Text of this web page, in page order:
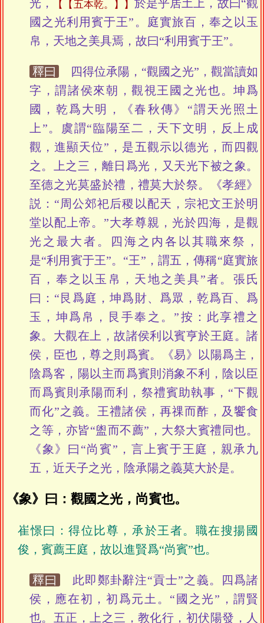
光， 【五本乾。】
於是乎居土上，故曰“觀
國之光利用賓于王”。庭實旅百，奉之以玉
帛，天地之美具焉，故曰“利用賓于王”。
釋曰
四得位承陽，“觀國之光”，觀當讀如
字，謂諸侯來朝，觀視王國之光也。坤爲
國，乾爲大明，《春秋傳》“謂天光照土
上”。虞謂“臨陽至二，天下文明，反上成
觀，進顯天位”，是五觀示以德光，而四觀
之。上之三，離日爲光，又天光下被之象。
至德之光莫盛於禮，禮莫大於祭。《孝經》
説：“周公郊祀后稷以配天，宗祀文王於明
堂以配上帝。”大孝尊親，光於四海，是觀
光之最大者。四海之内各以其職來祭，
是“利用賓于王”。“王”，謂五，傳稱“庭實旅
百，奉之以玉帛，天地之美具”者。張氏
曰：“艮爲庭，坤爲財、爲眾，乾爲百、爲
玉，坤爲帛，艮手奉之。”按：此享禮之
象。大觀在上，故諸侯利以賓亨於王庭。諸
侯，臣也，尊之則爲賓。《易》以陽爲主，
陰爲客，陽以主而爲賓則消象不利，陰以臣
而爲賓則承陽而利，祭禮賓助執事，“下觀
而化”之義。王禮諸侯，再祼而酢，及饗食
之等，亦皆“盥而不薦”，大祭大賓禮同也。
《象》曰“尚賓”，言上賓于王庭，親承九
五，近天子之光，陰承陽之義莫大於是。
《象》曰：觀國之光，尚賓也。
崔憬曰：得位比尊，承於王者。職在搜揚國
俊，賓薦王庭，故以進賢爲“尚賓”也。
釋曰
此即鄭卦辭注“貢士”之義。四爲諸
侯，應在初，初爲元土。“國之光”，謂賢
也。五正，上之三，教化行，初伏陽發，人